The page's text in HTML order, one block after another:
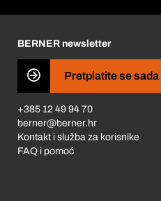
Business Conduct
BERNER newsletter
Pretplatite se sada
+385 12 49 94 70
berner@berner.hr
Kontakt i služba za korisnike
FAQ i pomoć